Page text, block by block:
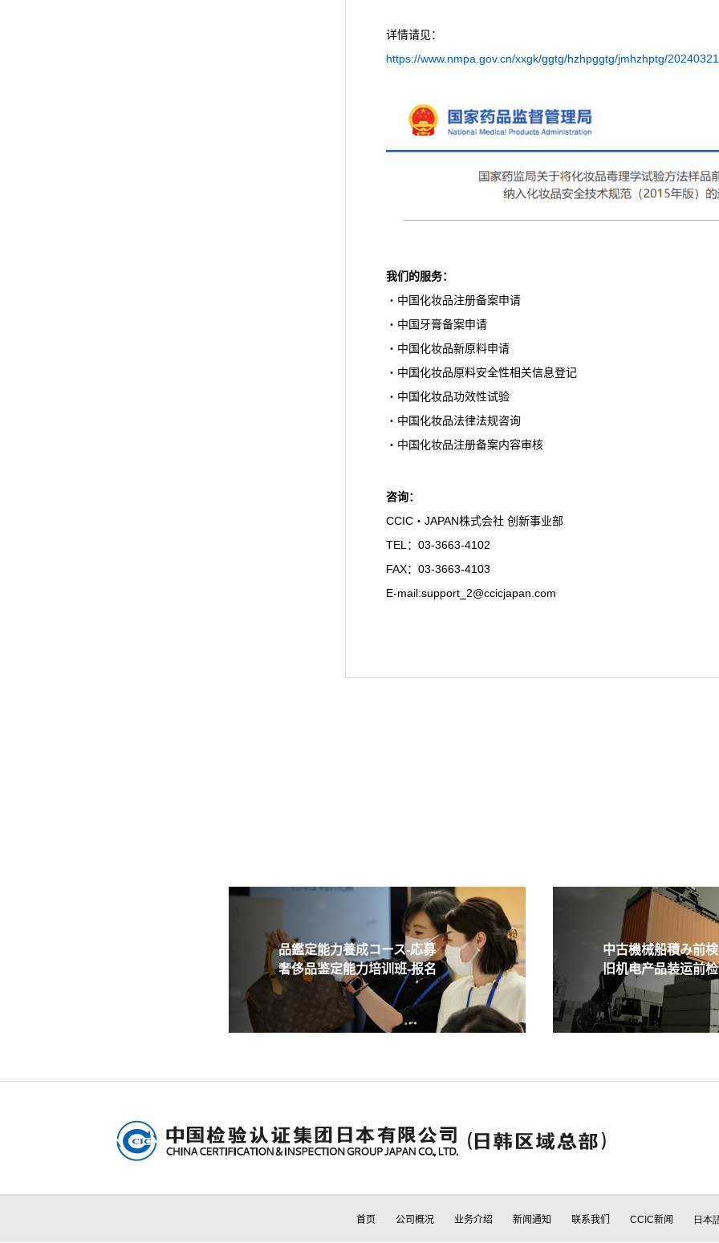
详情请见：
https://www.nmpa.gov.cn/xxgk/ggtg/hzhpggtg/jmhzhptg/
我们的服务：
・中国化妆品注册备案申请
・中国牙膏备案申请
・中国化妆品新原料申请
・中国化妆品原料安全性相关信息登记
・中国化妆品功效性试验
・中国化妆品法律法规咨询
・中国化妆品注册备案内容审核
咨询：
CCIC・JAPAN株式会社 创新事业部
TEL：03-3663-4102
FAX：03-3663-4103
E-mail:support_2@ccicjapan.com
品鑑定能力養成コース-応募
奢侈品鉴定能力培训班-报名
中古機械船積み前検
旧机电产品装运前检
首页 公司概况 业务介绍 新闻通知 联系我们 CCIC新闻 日本